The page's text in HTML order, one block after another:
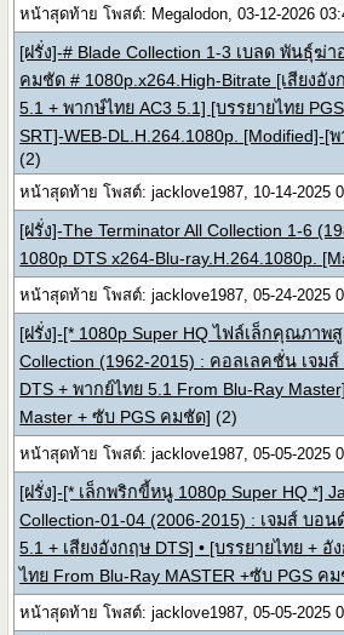
หน้าสุดท้าย โพสต์: Megalodon, 03-12-2026
[ฝรั่ง]-# Blade Collection 1-3 เบลด พันธุ์ฆ่
คมชัด # 1080p.x264.High-Bitrate [เสียงอัง
5.1 + พากษ์ไทย AC3 5.1] [บรรยายไทย
SRT]-WEB-DL.H.264.1080p. [Modified]-[
(2)
หน้าสุดท้าย โพสต์: jacklove1987, 10-14-2025
[ฝรั่ง]-The Terminator All Collection 1-6
1080p DTS x264-Blu-ray.H.264.1080p.
หน้าสุดท้าย โพสต์: jacklove1987, 05-24-2025
[ฝรั่ง]-[* 1080p Super HQ ไฟล์เล็กคุณภาพสู
Collection (1962-2015) : คอลเลคชั่น เจม
DTS + พากย์ไทย 5.1 From Blu-Ray
Master + ซับ PGS คมชัด] (2)
หน้าสุดท้าย โพสต์: jacklove1987, 05-05-2025
[ฝรั่ง]-[* เล็กพริกขี้หนู 1080p Super HQ *]
Collection-01-04 (2006-2015) : เจมส์ บอ
5.1 + เสียงอังกฤษ DTS] • [บรรยายไทย + อั
ไทย From Blu-Ray MASTER +ซับ PGS ค
หน้าสุดท้าย โพสต์: jacklove1987, 05-05-2025